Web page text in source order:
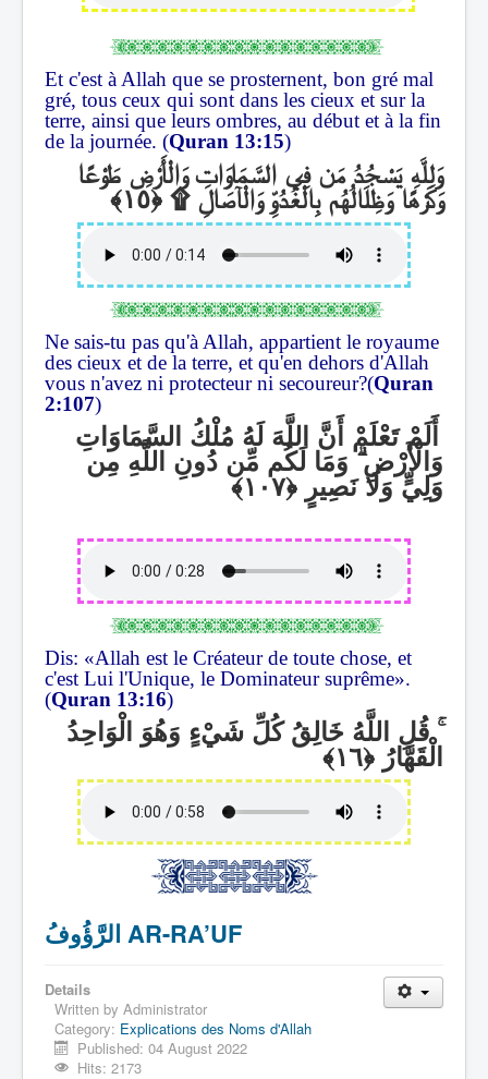
Et c'est à Allah que se prosternent, bon gré mal
gré, tous ceux qui sont dans les cieux et sur la
terre, ainsi que leurs ombres, au début et à la fin
de la journée. (Quran 13:15)
وَلِلَّهِ يَسْجُدُ مَن فِي السَّمَاوَاتِ وَالْأَرْضِ طَوْعًا
وَكَرْهًا وَظِلَالُهُم بِالْغُدُوِّ وَالْآصَالِ۩
Ne sais-tu pas qu'à Allah, appartient le royaume
des cieux et de la terre, et qu'en dehors d'Allah
vous n'avez ni protecteur ni secoureur?(Quran
2:107)
أَلَمْ تَعْلَمْ أَنَّ اللَّهَ لَهُ مُلْكُ السَّمَاوَاتِ
وَالْأَرْضِۗوَمَا لَكُم مِّن دُونِ اللَّهِ مِن
وَلِيٍّ وَلَا نَصِيرٍ
Dis: «Allah est le Créateur de toute chose, et
c'est Lui l'Unique, le Dominateur suprême».
(Quran 13:16)
ۚقُلِ اللَّهُ خَالِقُ كُلِّ شَيْءٍ وَهُوَ الْوَاحِدُ
الْقَهَّارُ
الرَّؤُوفُ AR-RA’UF
Details
Written by Administrator
Category: Explications des Noms d'Allah
Published: 04 August 2022
Hits: 2173